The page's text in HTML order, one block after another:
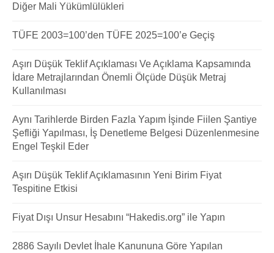
Diğer Mali Yükümlülükleri
TÜFE 2003=100’den TÜFE 2025=100’e Geçiş
Aşırı Düşük Teklif Açıklaması Ve Açıklama Kapsamında
İdare Metrajlarından Önemli Ölçüde Düşük Metraj
Kullanılması
Aynı Tarihlerde Birden Fazla Yapım İşinde Fiilen Şantiye
Şefliği Yapılması, İş Denetleme Belgesi Düzenlenmesine
Engel Teşkil Eder
Aşırı Düşük Teklif Açıklamasının Yeni Birim Fiyat
Tespitine Etkisi
Fiyat Dışı Unsur Hesabını “Hakedis.org” ile Yapın
2886 Sayılı Devlet İhale Kanununa Göre Yapılan